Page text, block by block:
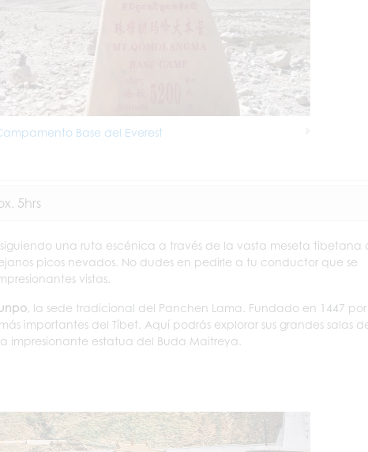
Base del Everest
5hrs
una ruta escénica a través de la vasta meseta tibetana
picos nevados. No dudes en pedirle a tu conductor que se
vistas.
, la sede tradicional del Panchen Lama. Fundado en 1447 por
importantes del Tíbet. Aquí podrás explorar sus grandes salas
impresionante estatua del Buda Maitreya.